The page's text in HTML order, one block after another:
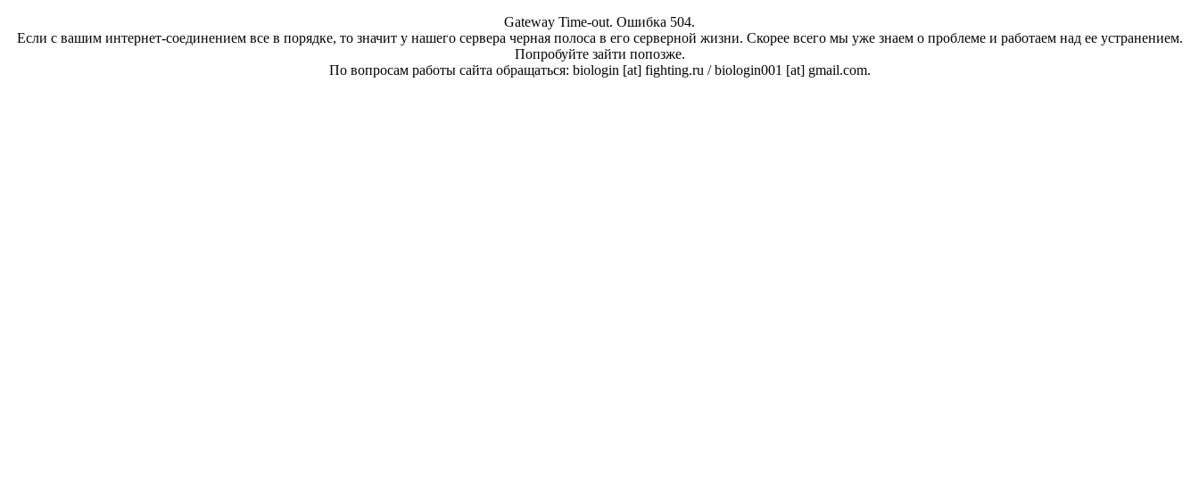
Gateway Time-out. Ошибка 504.
Если с вашим интернет-соединением все в порядке, то значит у нашего сервера черная полоса в его серверной жизни. Скорее всего мы уже знаем о проблеме и работаем над ее устранением.
Попробуйте зайти попозже.
По вопросам работы сайта обращаться: biologin [at] fighting.ru / biologin001 [at] gmail.com.